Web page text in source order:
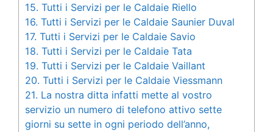
15. Tutti i Servizi per le Caldaie Riello
16. Tutti i Servizi per le Caldaie Saunier Duval
17. Tutti i Servizi per le Caldaie Savio
18. Tutti i Servizi per le Caldaie Tata
19. Tutti i Servizi per le Caldaie Vaillant
20. Tutti i Servizi per le Caldaie Viessmann
21. La nostra ditta infatti mette al vostro
servizio un numero di telefono attivo sette
giorni su sette in ogni periodo dell’anno,